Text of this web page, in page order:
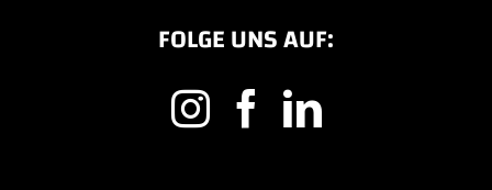
FOLGE UNS AUF: